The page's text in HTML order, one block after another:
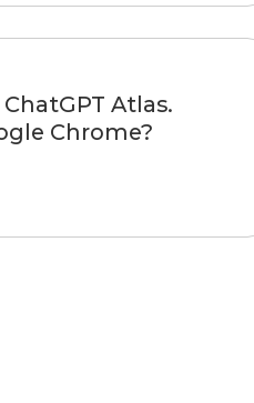
Atlas.
Chrome?
navegador: ChatGPT Atlas.